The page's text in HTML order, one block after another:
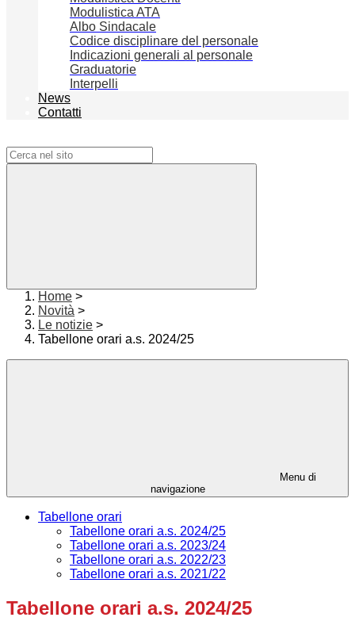
Modulistica ATA
Albo Sindacale
Codice disciplinare del personale
Indicazioni generali al personale
Graduatorie
Interpelli
News
Contatti
Home >
Novità >
Le notizie >
Tabellone orari a.s. 2024/25
Menu di
navigazione
Tabellone orari
Tabellone orari a.s. 2024/25
Tabellone orari a.s. 2023/24
Tabellone orari a.s. 2022/23
Tabellone orari a.s. 2021/22
Tabellone orari a.s. 2024/25